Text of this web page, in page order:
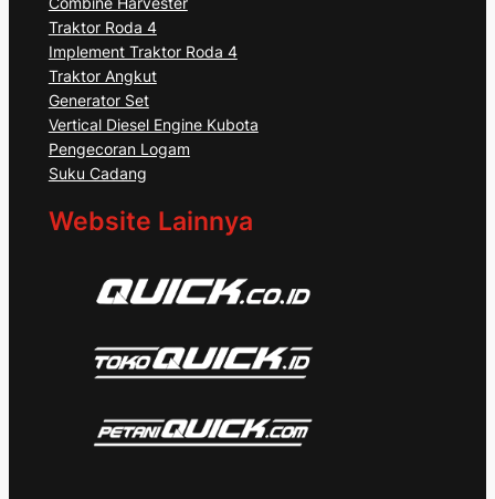
Traktor Roda 4
Implement Traktor Roda 4
Traktor Angkut
Generator Set
Vertical Diesel Engine Kubota
Pengecoran Logam
Suku Cadang
Website Lainnya